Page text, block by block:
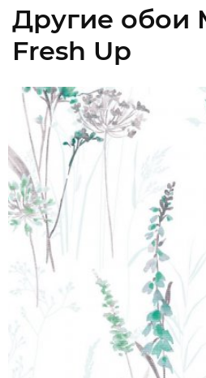
Другие обои
Fresh Up